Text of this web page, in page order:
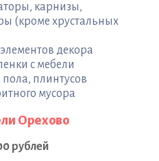
карнизы,
(кроме хрустальных
декора
с мебели
плинтусов
мусора
Орехово
рублей